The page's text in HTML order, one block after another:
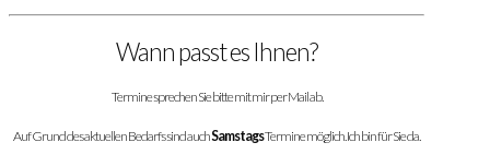
Wann passt es Ihnen?
Termine sprechen Sie bitte mit mir per Mail ab.
Auf Grund des aktuellen Bedarfs sind auchSamstagsTermine möglich. Ich bin für Sie da.